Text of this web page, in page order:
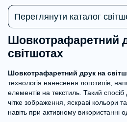
Переглянути каталог
Шовкотрафаретний
світшотах
Шовкотрафаретний друк на
технологія нанесення логотипів,
елементів на текстиль. Такий
чітке зображення, яскраві кольори
навіть при активному використанні